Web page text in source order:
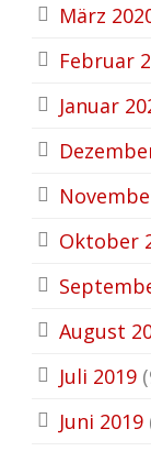
März
Februar
Januar
Oktober
August
Juli 2019
Juni 2019